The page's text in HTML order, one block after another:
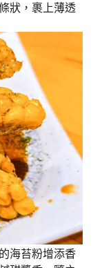
狀，裹上薄透
海苔粉增添香